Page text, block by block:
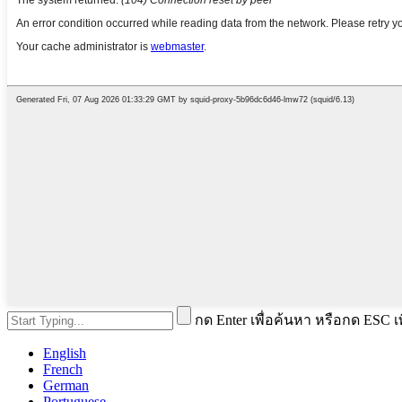
กด Enter เพื่อค้นหา หรือกด ESC
English
French
German